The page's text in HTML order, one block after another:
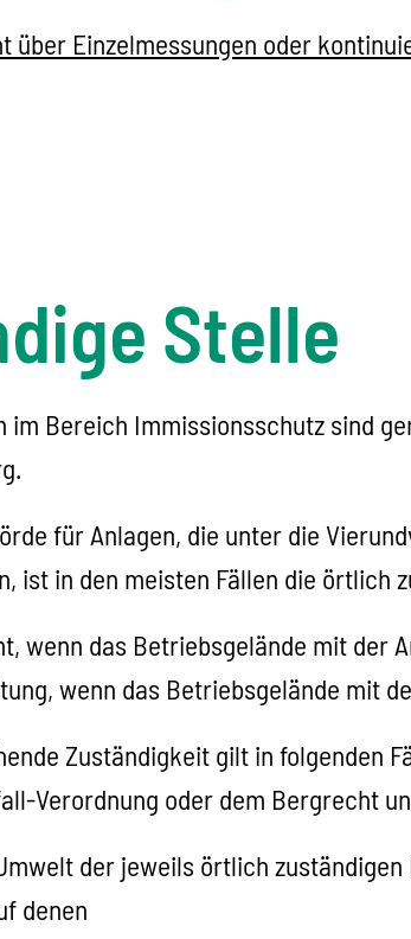
über Einzelmessungen oder
Stelle
im Bereich Immissionsschutz sind
für Anlagen, die unter die
ist in den meisten Fällen die örtlich
wenn das Betriebsgelände mit der
wenn das Betriebsgelände mit
Zuständigkeit gilt in folgenden
Verordnung oder dem Bergrecht
der jeweils örtlich
denen